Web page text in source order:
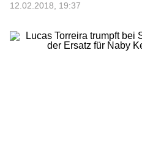
12.02.2018, 19:37